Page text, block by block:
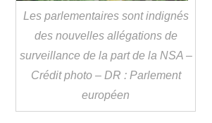
Les parlementaires sont indignés
des nouvelles allégations de
surveillance de la part de la NSA –
Crédit photo – DR : Parlement
européen